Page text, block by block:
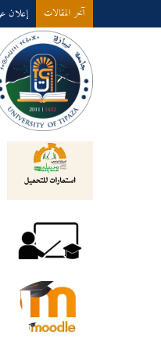
آخر المقالات إعلان
خدمــــات على الخـط